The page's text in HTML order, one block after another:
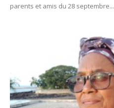
parents et amis du 28 septembre...